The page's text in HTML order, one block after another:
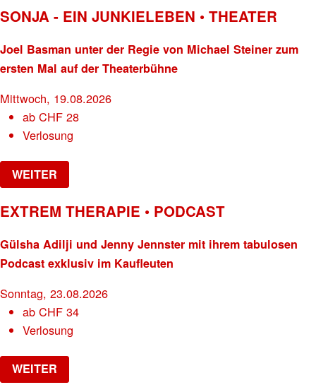
SONJA - EIN JUNKIELEBEN • THEATER
Joel Basman unter der Regie von Michael Steiner zum
ersten Mal auf der Theaterbühne
Mittwoch, 19.08.2026
abCHF 28
Verlosung
WEITER
EXTREM THERAPIE • PODCAST
Gülsha Adilji und Jenny Jennster mit ihrem tabulosen
Podcast exklusiv im Kaufleuten
Sonntag, 23.08.2026
abCHF 34
Verlosung
WEITER